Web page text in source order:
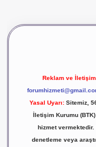
Reklam ve
Yasal Uyarı: Sitemiz,
İletişim Kurumu
hizmet
denetleme veya